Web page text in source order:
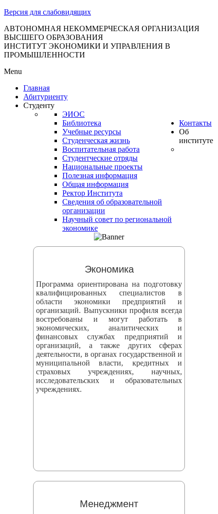
Версия для слабовидящих
АВТОНОМНАЯ НЕКОММЕРЧЕСКАЯ ОРГАНИЗАЦИЯ
ВЫСШЕГО ОБРАЗОВАНИЯ
ИНСТИТУТ ЭКОНОМИКИ И УПРАВЛЕНИЯ В
ПРОМЫШЛЕННОСТИ
Menu
Главная
Абитуриенту
Студенту
ЭИОС
Библиотека
Учебные ресурсы
Студенческая жизнь
Воспитательная работа
Студентческие отряды
Национальные проекты
Полезная информация
Контакты
Об
институте
Общая информация
Ректор Института
Сведения об образовательной
организации
Научный совет по региональной
экономике
Экономика
Программа ориентирована на подготовку
квалифицированных специалистов в
области экономики предприятий и
организаций. Выпускники профиля всегда
востребованы и могут работать в
экономических, аналитических и
финансовых службах предприятий и
организаций, а также других сферах
деятельности, в органах государственной и
муниципальной власти, кредитных и
страховых учреждениях, научных,
исследовательских и образовательных
учреждениях.
Менеджмент